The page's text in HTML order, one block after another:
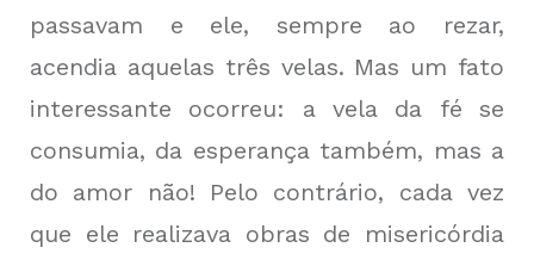
passavam e ele, sempre ao rezar,
acendia aquelas três velas. Mas um fato
interessante ocorreu: a vela da fé se
consumia, da esperança também, mas a
do amor não! Pelo contrário, cada vez
que ele realizava obras de misericórdia